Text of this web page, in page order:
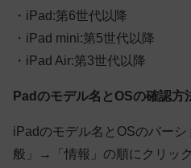
・iPad:第6世代以降
・iPad mini:第5世代以降
・iPad Air:第3世代以降
Padのモデル名とOSの確認方
iPadのモデル名とOSのバー
般」→「情報」の順にクリッ